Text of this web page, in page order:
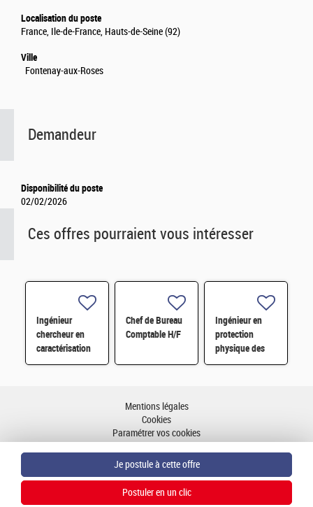
Localisation du poste
France, Ile-de-France, Hauts-de-Seine (92)
Ville
Fontenay-aux-Roses
Demandeur
Disponibilité du poste
02/02/2026
Ces offres pourraient vous intéresser
Ingénieur
chercheur en
caractérisation
électrique des
Chef de Bureau
Comptable H/F
Ingénieur en
protection
physique des
matières
Mentions légales
Cookies
Paramétrer vos cookies
Plan du site
Aller en haut